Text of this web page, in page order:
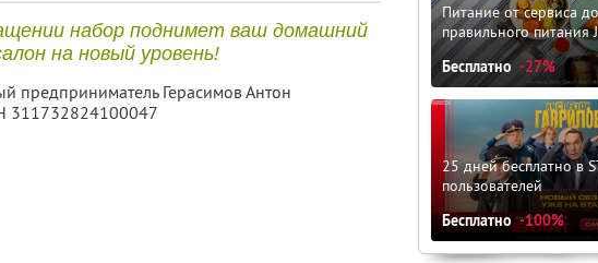
набор поднимет ваш домашний
на новый уровень!
предприниматель Герасимов Антон
311732824100047
Питание от сервиса
правильного питания
Бесплатно -27%
25 дней бесплатно в
пользователей
Бесплатно -100%